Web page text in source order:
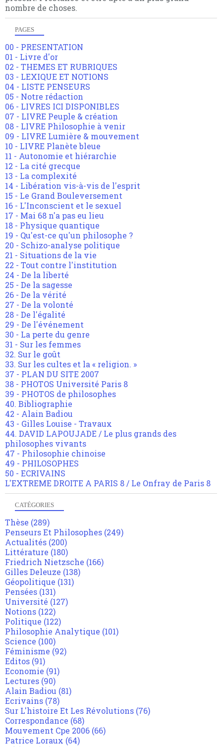
nombre de choses.
PAGES
00 - PRESENTATION
01 - Livre d'or
02 - THEMES ET RUBRIQUES
03 - LEXIQUE ET NOTIONS
04 - LISTE PENSEURS
05 - Notre rédaction
06 - LIVRES ICI DISPONIBLES
07 - LIVRE Peuple & création
08 - LIVRE Philosophie à venir
09 - LIVRE Lumière & mouvement
10 - LIVRE Planète bleue
11 - Autonomie et hiérarchie
12 - La cité grecque
13 - La complexité
14 - Libération vis-à-vis de l'esprit
15 - Le Grand Bouleversement
16 - L'Inconscient et le sexuel
17 - Mai 68 n'a pas eu lieu
18 - Physique quantique
19 - Qu'est-ce qu'un philosophe ?
20 - Schizo-analyse politique
21 - Situations de la vie
22 - Tout contre l'institution
24 - De la liberté
25 - De la sagesse
26 - De la vérité
27 - De la volonté
28 - De l'égalité
29 - De l'événement
30 - La perte du genre
31 - Sur les femmes
32. Sur le goût
33. Sur les cultes et la « religion. »
37 - PLAN DU SITE 2007
38 - PHOTOS Université Paris 8
39 - PHOTOS de philosophes
40. Bibliographie
42 - Alain Badiou
43 - Gilles Louise - Travaux
44. DAVID LAPOUJADE / Le plus grands des
philosophes vivants
47 - Philosophie chinoise
49 - PHILOSOPHES
50 - ECRIVAINS
L'EXTREME DROITE A PARIS 8 / Le Onfray de Paris 8
CATÉGORIES
Thèse (289)
Penseurs Et Philosophes (249)
Actualités (200)
Littérature (180)
Friedrich Nietzsche (166)
Gilles Deleuze (138)
Géopolitique (131)
Pensées (131)
Université (127)
Notions (122)
Politique (122)
Philosophie Analytique (101)
Science (100)
Féminisme (92)
Editos (91)
Economie (91)
Lectures (90)
Alain Badiou (81)
Ecrivains (78)
Sur L'histoire Et Les Révolutions (76)
Correspondance (68)
Mouvement Cpe 2006 (66)
Patrice Loraux (64)